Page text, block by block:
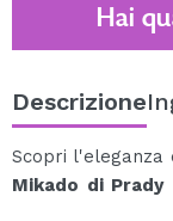
Hai
Descrizione
Scopri l'eleganza
Mikado di Prady,
Spagna con